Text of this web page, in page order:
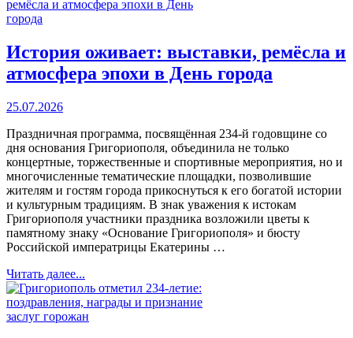
История оживает: выставки, ремёсла и
атмосфера эпохи в День города
25.07.2026
Праздничная программа, посвящённая 234-й годовщине со
дня основания Григориополя, объединила не только
концертные, торжественные и спортивные мероприятия, но и
многочисленные тематические площадки, позволившие
жителям и гостям города прикоснуться к его богатой истории
и культурным традициям. В знак уважения к истокам
Григориополя участники праздника возложили цветы к
памятному знаку «Основание Григориополя» и бюсту
Российской императрицы Екатерины …
Читать далее...